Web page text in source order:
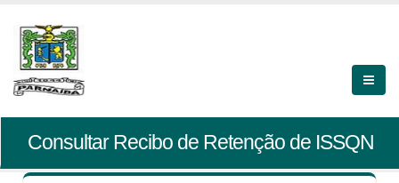
Consultar Recibo de Retenção de ISSQN